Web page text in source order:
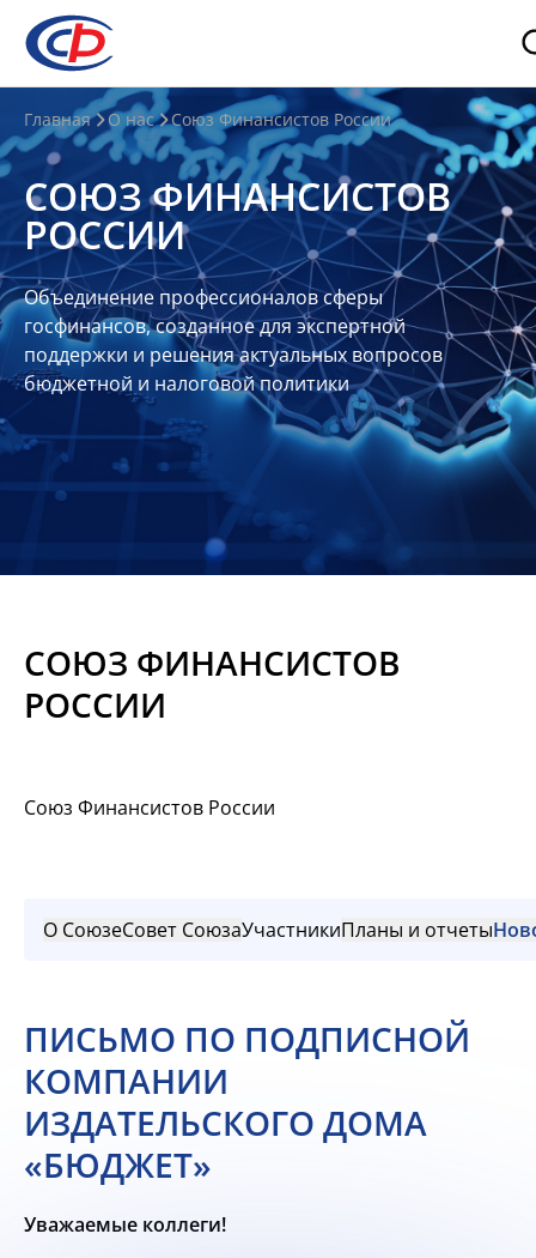
О
нас
О
СФР
Совет
Союза
Участники
Планы
отчеты
Контакты
Материалы
Главная О нас Союз Финансистов России
СОЮЗ ФИНАНСИСТОВ
РОССИИ
Объединение профессионалов сферы
госфинансов, созданное для экспертной
поддержки и решения актуальных вопросов
бюджетной и налоговой политики
СОЮЗ ФИНАНСИСТОВ
РОССИИ
Союз Финансистов России
О СоюзеСовет СоюзаУчастникиПланы и отчеты
ПИСЬМО ПО ПОДПИСНОЙ
КОМПАНИИ
ИЗДАТЕЛЬСКОГО ДОМА
«БЮДЖЕТ»
Уважаемые коллеги!